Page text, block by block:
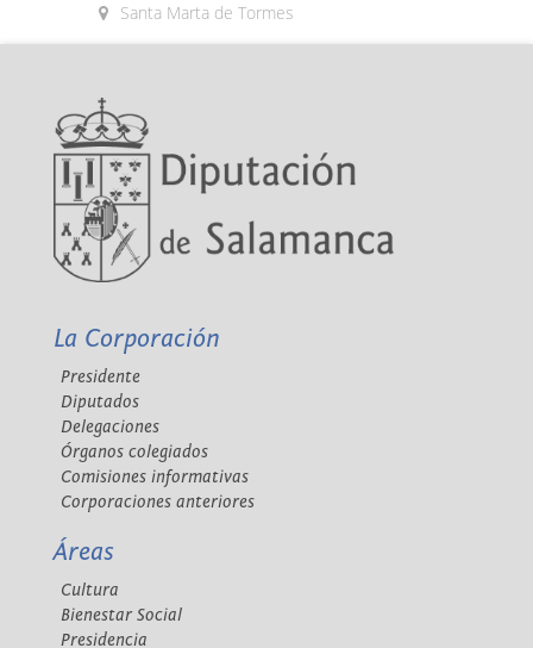
Santa Marta de Tormes
La Corporación
Presidente
Diputados
Delegaciones
Órganos colegiados
Comisiones informativas
Corporaciones anteriores
Áreas
Cultura
Bienestar Social
Presidencia